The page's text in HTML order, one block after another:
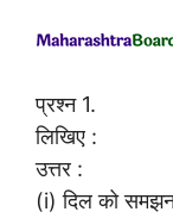
प्रश्न 1.
लिखिए :
उत्तर :
(i) दिल को